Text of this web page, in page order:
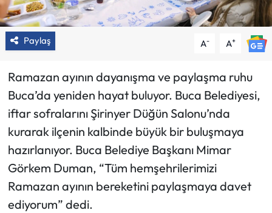
Paylaş A- A+
Ramazan ayının dayanışma ve paylaşma ruhu
Buca’da yeniden hayat buluyor. Buca Belediyesi,
iftar sofralarını Şirinyer Düğün Salonu’nda
kurarak ilçenin kalbinde büyük bir buluşmaya
hazırlanıyor. Buca Belediye Başkanı Mimar
Görkem Duman, “Tüm hemşehrilerimizi
Ramazan ayının bereketini paylaşmaya davet
ediyorum” dedi.